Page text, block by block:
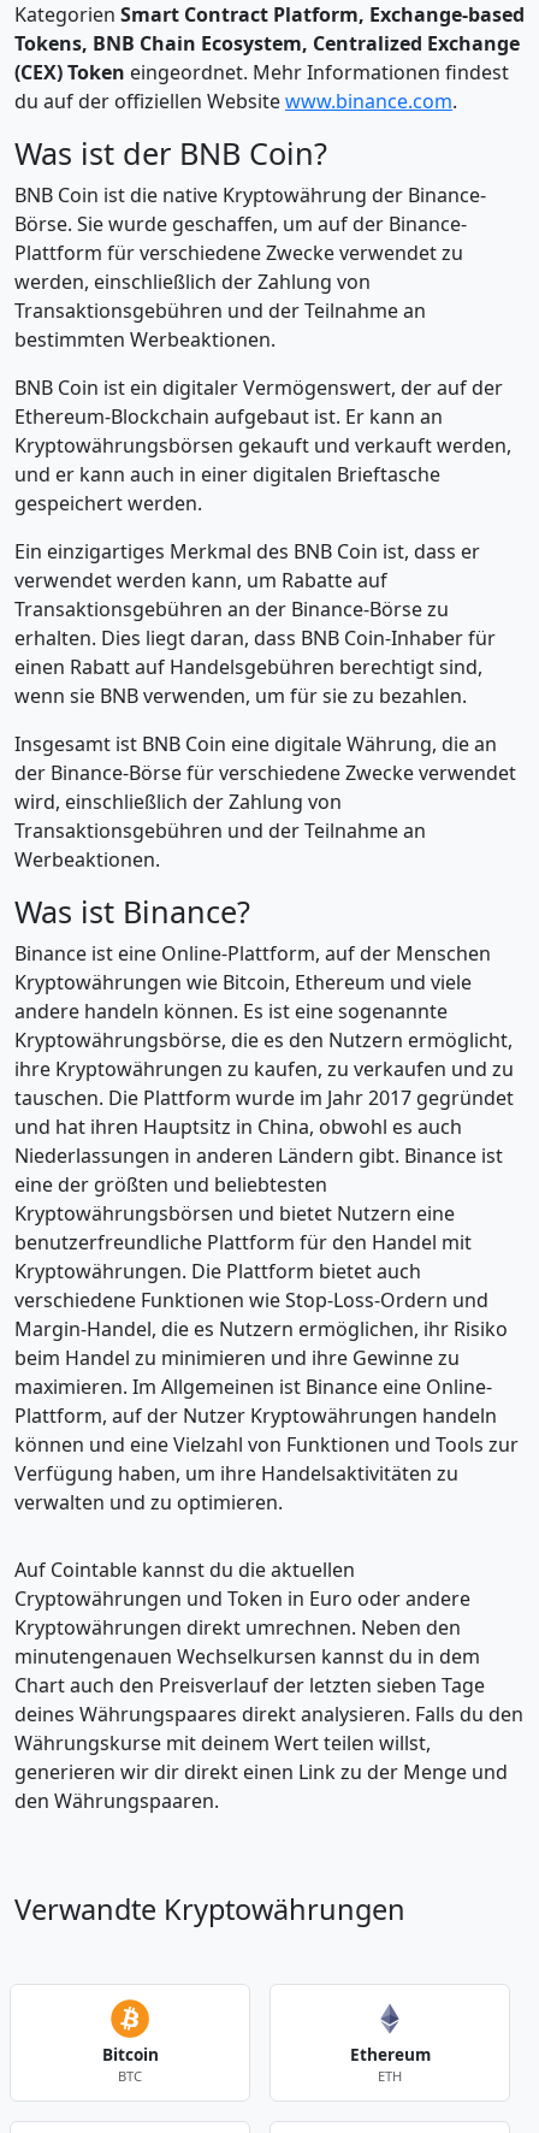
Kategorien Smart Contract Platform, Exchange-based
Tokens, BNB Chain Ecosystem, Centralized Exchange
(CEX) Token eingeordnet. Mehr Informationen findest
du auf der offiziellen Websitewww.binance.com.
Was ist der BNB Coin?
BNB Coin ist die native Kryptowährung der Binance-
Börse. Sie wurde geschaffen, um auf der Binance-
Plattform für verschiedene Zwecke verwendet zu
werden, einschließlich der Zahlung von
Transaktionsgebühren und der Teilnahme an
bestimmten Werbeaktionen.
BNB Coin ist ein digitaler Vermögenswert, der auf der
Ethereum-Blockchain aufgebaut ist. Er kann an
Kryptowährungsbörsen gekauft und verkauft werden,
und er kann auch in einer digitalen Brieftasche
gespeichert werden.
Ein einzigartiges Merkmal des BNB Coin ist, dass er
verwendet werden kann, um Rabatte auf
Transaktionsgebühren an der Binance-Börse zu
erhalten. Dies liegt daran, dass BNB Coin-Inhaber für
einen Rabatt auf Handelsgebühren berechtigt sind,
wenn sie BNB verwenden, um für sie zu bezahlen.
Insgesamt ist BNB Coin eine digitale Währung, die an
der Binance-Börse für verschiedene Zwecke verwendet
wird, einschließlich der Zahlung von
Transaktionsgebühren und der Teilnahme an
Werbeaktionen.
Was ist Binance?
Binance ist eine Online-Plattform, auf der Menschen
Kryptowährungen wie Bitcoin, Ethereum und viele
andere handeln können. Es ist eine sogenannte
Kryptowährungsbörse, die es den Nutzern ermöglicht,
ihre Kryptowährungen zu kaufen, zu verkaufen und zu
tauschen. Die Plattform wurde im Jahr 2017 gegründet
und hat ihren Hauptsitz in China, obwohl es auch
Niederlassungen in anderen Ländern gibt. Binance ist
eine der größten und beliebtesten
Kryptowährungsbörsen und bietet Nutzern eine
benutzerfreundliche Plattform für den Handel mit
Kryptowährungen. Die Plattform bietet auch
verschiedene Funktionen wie Stop-Loss-Ordern und
Margin-Handel, die es Nutzern ermöglichen, ihr Risiko
beim Handel zu minimieren und ihre Gewinne zu
maximieren. Im Allgemeinen ist Binance eine Online-
Plattform, auf der Nutzer Kryptowährungen handeln
können und eine Vielzahl von Funktionen und Tools zur
Verfügung haben, um ihre Handelsaktivitäten zu
verwalten und zu optimieren.
Auf Cointable kannst du die aktuellen
Cryptowährungen und Token in Euro oder andere
Kryptowährungen direkt umrechnen. Neben den
minutengenauen Wechselkursen kannst du in dem
Chart auch den Preisverlauf der letzten sieben Tage
deines Währungspaares direkt analysieren. Falls du den
Währungskurse mit deinem Wert teilen willst,
generieren wir dir direkt einen Link zu der Menge und
den Währungspaaren.
Verwandte Kryptowährungen
Bitcoin
BTC
Ethereum
ETH